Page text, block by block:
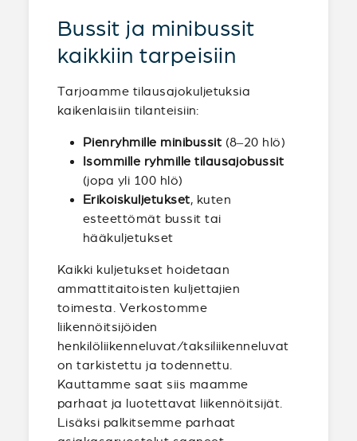
Bussit ja minibussit
kaikkiin tarpeisiin
Tarjoamme tilausajokuljetuksia
kaikenlaisiin tilanteisiin:
Pienryhmille minibussit (8–20 hlö)
Isommille ryhmille tilausajobussit
(jopa yli 100 hlö)
Erikoiskuljetukset, kuten
esteettömät bussit tai
hääkuljetukset
Kaikki kuljetukset hoidetaan
ammattitaitoisten kuljettajien
toimesta. Verkostomme
liikennöitsijöiden
henkilöliikenneluvat/taksiliikenneluvat
on tarkistettu ja todennettu.
Kauttamme saat siis maamme
parhaat ja luotettavat liikennöitsijät.
Lisäksi palkitsemme parhaat